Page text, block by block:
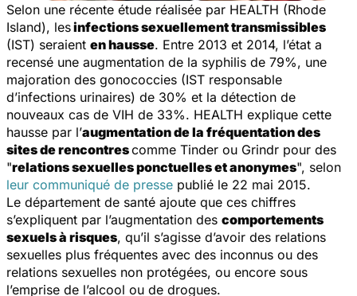
Selon une récente étude réalisée par HEALTH (Rhode
Island), lesinfections sexuellement transmissibles
(IST) seraient en hausse. Entre 2013 et 2014, l’état a
recensé une augmentation de la syphilis de 79%, une
majoration des gonococcies (IST responsable
d’infections urinaires) de 30% et la détection de
nouveaux cas de VIH de 33%. HEALTH explique cette
hausse par l’augmentation de la fréquentation des
sites de rencontrescomme Tinder ou Grindr pour des
"relations sexuelles ponctuelles et anonymes", selon
leur communiqué de presse publié le 22 mai 2015.
Le département de santé ajoute que ces chiffres
s’expliquent par l’augmentation des comportements
sexuels à risques, qu’il s’agisse d’avoir des relations
sexuelles plus fréquentes avec des inconnus ou des
relations sexuelles non protégées, ou encore sous
l’emprise de l’alcool ou de drogues.